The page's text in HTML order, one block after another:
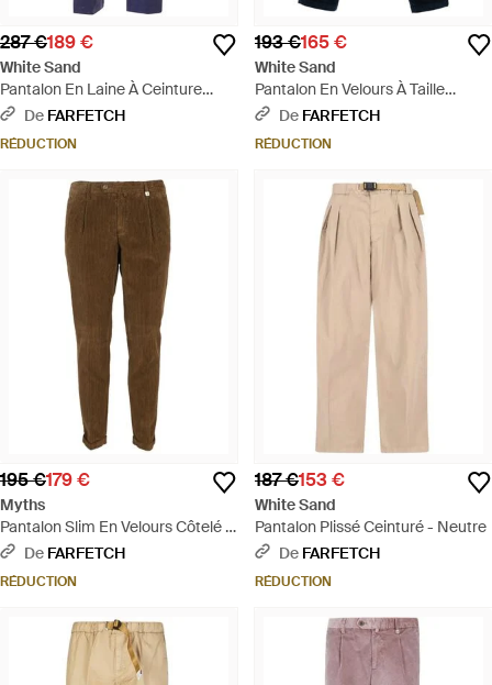
287 €189 €
White Sand
Pantalon En Laine À Ceinture
Ajustable - Bleu
De FARFETCH
RÉDUCTION
193 €165 €
White Sand
Pantalon En Velours À Taille
Ceinturée - Bleu
De FARFETCH
RÉDUCTION
195 €179 €
Myths
Pantalon Slim En Velours Côtelé -
Marron
De FARFETCH
RÉDUCTION
187 €153 €
White Sand
Pantalon Plissé Ceinturé - Neutre
De FARFETCH
RÉDUCTION